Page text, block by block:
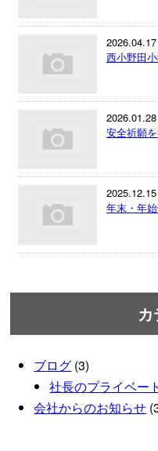
2026.04.17
西小野田
2026.01.28
安全祈願
2025.12.15
年末・年
ブログ (3)
社長のプライベー
会社からのお知らせ